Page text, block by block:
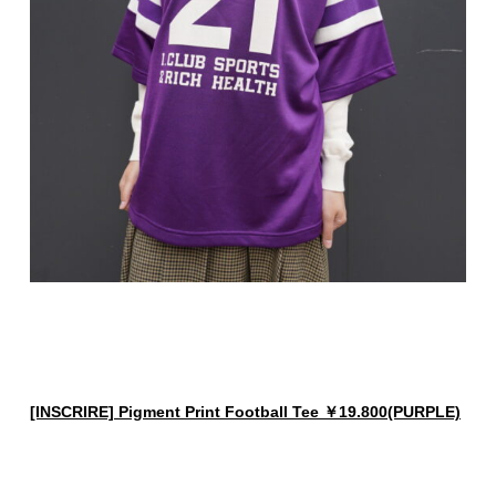
[INSCRIRE] Pigment Print Football Tee ￥19.800(PURPLE)